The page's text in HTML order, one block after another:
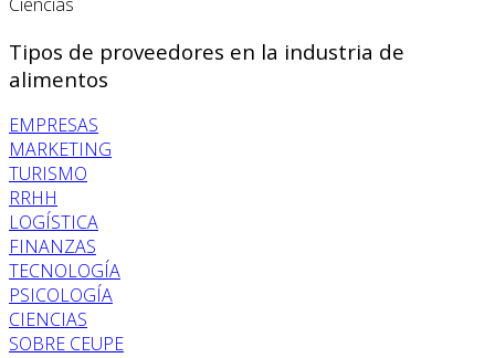
Tipos de proveedores en la industria de
alimentos
EMPRESAS
MARKETING
TURISMO
RRHH
LOGÍSTICA
FINANZAS
TECNOLOGÍA
PSICOLOGÍA
CIENCIAS
SOBRE CEUPE